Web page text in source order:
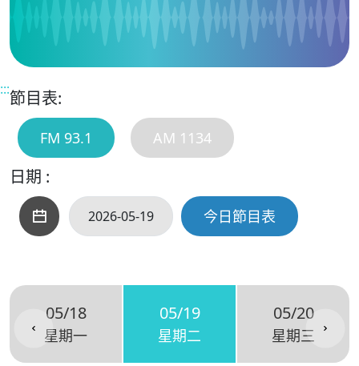
:::節目表:
FM 93.1 AM 1134
日期 :
今日節目表
05/18
星期一
05/19
星期二
05/20
星期三